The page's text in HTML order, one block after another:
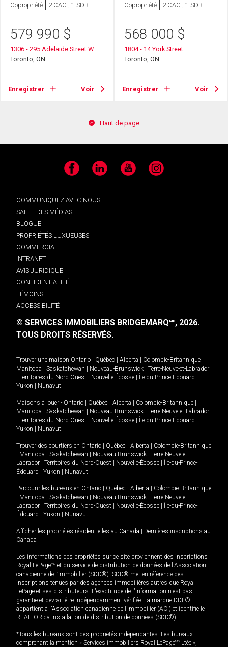
Copropriété 2 CAC , 1 SDB
579 990 $
1306 - 295 Adelaide Street W
Toronto, ON
Enregistrer Voir
Copropriété 2 CAC , 1 SDB
568 000 $
1804 - 14 York Street
Toronto, ON
Enregistrer Voir
Haut de page
Facebook LinkedIn YouTube Instagram
COMMUNIQUEZ AVEC NOUS
SALLE DES MÉDIAS
BLOGUE
PROPRIÉTÉS LUXUEUSES
COMMERCIAL
INTRANET
AVIS JURIDIQUE
CONFIDENTIALITÉ
TÉMOINS
ACCESSIBILITÉ
© SERVICES IMMOBILIERS BRIDGEMARQMD, 2026.
TOUS DROITS RÉSERVÉS.
Trouver une maison Ontario Québec Alberta Colombie-Britannique
Manitoba
Saskatchewan Nouveau-Brunswick
Terre-Neuve-et-Labrador
Territoires du Nord-Ouest Nouvelle-Écosse Île-du-Prince-Édouard
Yukon
Nunavut.
Maisons à louer - Ontario Québec Alberta Colombie-Britannique
Manitoba
Saskatchewan Nouveau-Brunswick
Terre-Neuve-et-Labrador
Territoires du Nord-Ouest Nouvelle-Écosse Île-du-Prince-Édouard
Yukon
Nunavut.
Trouver des courtiers en Ontario Québec Alberta
Colombie-Britannique
Manitoba Saskatchewan Nouveau-Brunswick
Terre-Neuve-et-
Labrador
Territoires du Nord-Ouest Nouvelle-Écosse
Île-du-Prince-
Édouard
Yukon Nunavut
Parcourir les bureaux en Ontario Québec Alberta
Colombie-Britannique
Manitoba Saskatchewan Nouveau-Brunswick
Terre-Neuve-et-
Labrador
Territoires du Nord-Ouest Nouvelle-Écosse
Île-du-Prince-
Édouard
Yukon Nunavut
Afficher les propriétés résidentielles au Canada
Dernières inscriptions au
Canada
Les informations des propriétés sur ce site proviennent des inscriptions
Royal LePageMD et du service de distribution de données de l'Association
canadienne de l’immobilier (SDD®). SDD® met en référence des
inscriptions tenues par des agences immobilières autres que Royal
LePage et ses distributeurs. L'exactitude de l'information n'est pas
garantie et devrait être indépendamment vérifiée. La marque DDF®
appartient à l'Association canadienne de l’immobilier (ACI) et identifie le
REALTOR.ca Installation de distribution de données (SDD®).
*Tous les bureaux sont des propriétés indépendantes. Les bureaux
comprenant la mention « Services immobiliers Royal LePageMD Ltée »,